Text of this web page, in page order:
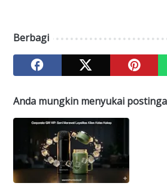
Berbagi
Anda mungkin menyukai